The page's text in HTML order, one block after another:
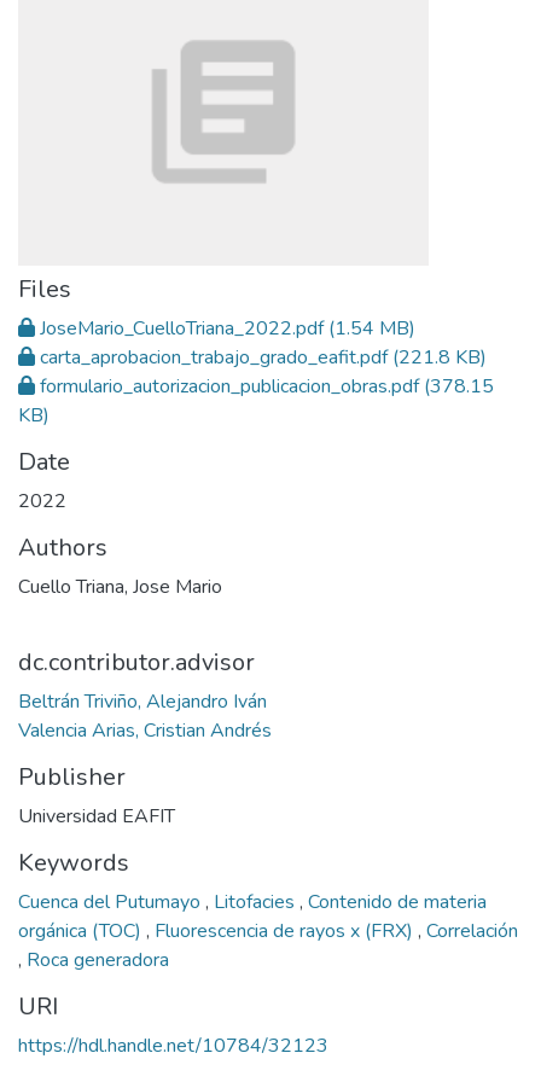
Files
JoseMario_CuelloTriana_2022.pdf(1.54 MB)
carta_aprobacion_trabajo_grado_eafit.pdf(221.8 KB)
formulario_autorizacion_publicacion_obras.pdf(378.15
KB)
Date
2022
Authors
Cuello Triana, Jose Mario
dc.contributor.advisor
Beltrán Triviño, Alejandro Iván
Valencia Arias, Cristian Andrés
Publisher
Universidad EAFIT
Keywords
Cuenca del Putumayo , Litofacies , Contenido de materia
orgánica (TOC) , Fluorescencia de rayos x (FRX) , Correlación
, Roca generadora
URI
https://hdl.handle.net/10784/32123